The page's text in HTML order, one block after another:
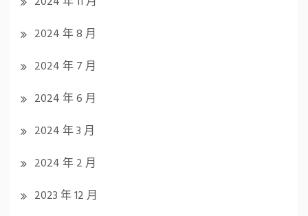
2024 年 8 月
2024 年 7 月
2024 年 6 月
2024 年 3 月
2024 年 2 月
2023 年 12 月